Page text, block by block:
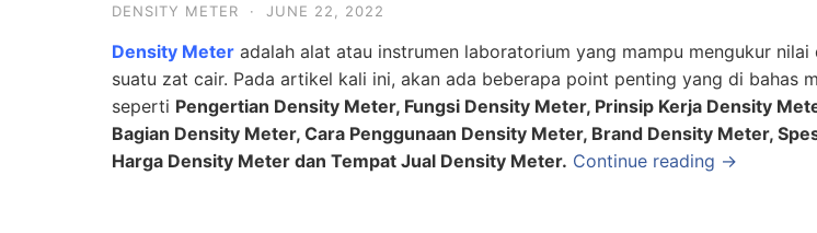
DENSITY METER
· JUNE 22, 2022
Density Meter adalah alat atau instrumen laboratorium yang mampu mengukur
suatu zat cair. Pada artikel kali ini, akan ada beberapa point penting yang di bahas
seperti Pengertian Density Meter, Fungsi Density Meter, Prinsip Kerja Density
Bagian Density Meter, Cara Penggunaan Density Meter, Brand Density Meter,
Harga Density Meter dan Tempat Jual Density Meter. Continue reading →